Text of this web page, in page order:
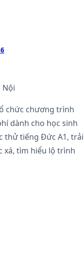
Nội
chức chương trình
dành cho học sinh
thử tiếng Đức A1, trải
xá, tìm hiểu lộ trình